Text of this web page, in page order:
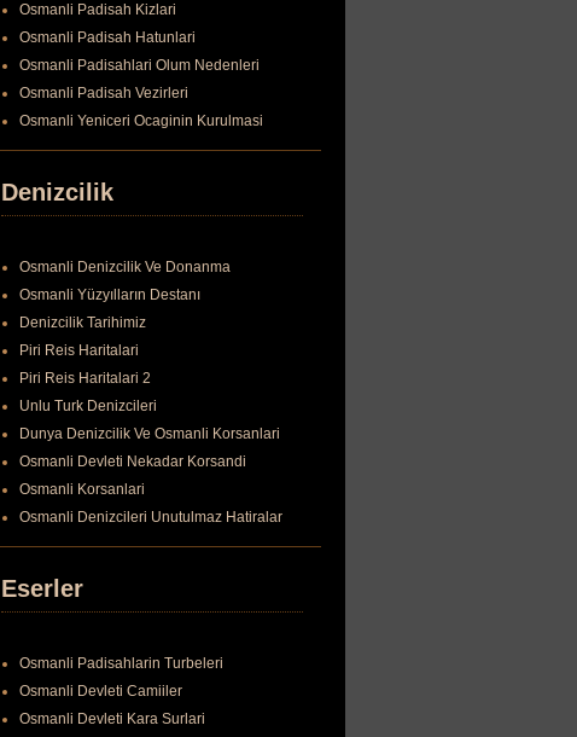
Osmanli Padisah Kizlari
Osmanli Padisah Hatunlari
Osmanli Padisahlari Olum Nedenleri
Osmanli Padisah Vezirleri
Osmanli Yeniceri Ocaginin Kurulmasi
Denizcilik
Osmanli Denizcilik Ve Donanma
Osmanli Yüzyılların Destanı
Denizcilik Tarihimiz
Piri Reis Haritalari
Piri Reis Haritalari 2
Unlu Turk Denizcileri
Dunya Denizcilik Ve Osmanli Korsanlari
Osmanli Devleti Nekadar Korsandi
Osmanli Korsanlari
Osmanli Denizcileri Unutulmaz Hatiralar
Eserler
Osmanli Padisahlarin Turbeleri
Osmanli Devleti Camiiler
Osmanli Devleti Kara Surlari